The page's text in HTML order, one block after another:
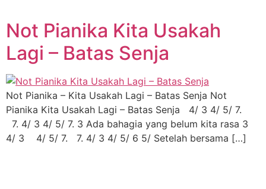
Not Pianika Kita Usakah
Lagi – Batas Senja
Not Pianika – Kita Usakah Lagi – Batas Senja Not
Pianika Kita Usakah Lagi – Batas Senja 4/ 3 4/ 5/ 7.
7. 4/ 3 4/ 5/ 7. 3 Ada bahagia yang belum kita rasa 3
4/ 3 4/ 5/ 7. 7. 4/ 3 4/ 5/ 6 5/ Setelah bersama […]